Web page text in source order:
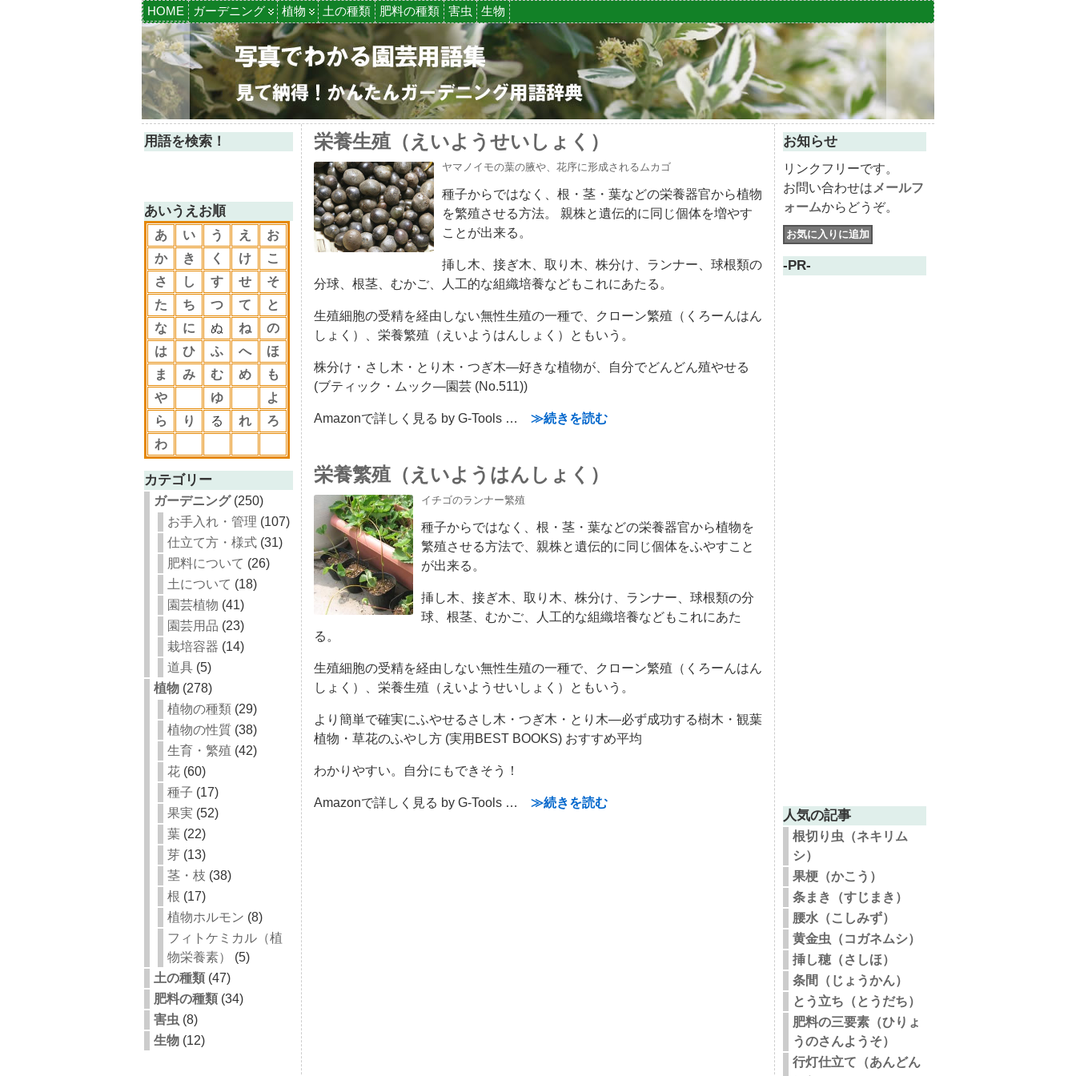
HOME ガーデニング 植物 土の種類 肥料の種類 害虫 生物
用語を検索！
あいうえお順
あ い う え
お
か
き く け
こ
さ
し す せ
そ
た
ち つ て
と
な
に ぬ ね
の
は
ひ ふ へ
ほ
ま
み む め
も
や
ゆ
よ
ら
り る れ
ろ
わ
カテゴリー
ガーデニング(250)
お手入れ・管理 (107)
仕立て方・様式 (31)
肥料について (26)
土について (18)
園芸植物 (41)
園芸用品 (23)
栽培容器 (14)
道具 (5)
植物 (278)
植物の種類 (29)
植物の性質 (38)
生育・繁殖 (42)
花 (60)
種子 (17)
果実 (52)
葉 (22)
芽 (13)
茎・枝 (38)
根 (17)
植物ホルモン (8)
フィトケミカル（植
物栄養素）
(5)
土の種類 (47)
肥料の種類 (34)
害虫 (8)
生物 (12)
栄養生殖（えいようせいしょく）
ヤマノイモの葉の腋や、花序に形成されるムカゴ
種子からではなく、根・茎・葉などの栄養器官から植物
を繁殖させる方法。 親株と遺伝的に同じ個体を増やす
ことが出来る。
挿し木、接ぎ木、取り木、株分け、ランナー、球根類の
分球、根茎、むかご、人工的な組織培養などもこれにあたる。
生殖細胞の受精を経由しない無性生殖の一種で、クローン繁殖（くろーんはん
しょく）、栄養繁殖（えいようはんしょく）ともいう。
株分け・さし木・とり木・つぎ木―好きな植物が、自分でどんどん殖やせる
(ブティック・ムック―園芸 (No.511))
Amazonで詳しく見る by G-Tools … ≫続きを読む
栄養繁殖（えいようはんしょく）
イチゴのランナー繁殖
種子からではなく、根・茎・葉などの栄養器官から植物を
繁殖させる方法で、親株と遺伝的に同じ個体をふやすこと
が出来る。
挿し木、接ぎ木、取り木、株分け、ランナー、球根類の分
球、根茎、むかご、人工的な組織培養などもこれにあた
る。
生殖細胞の受精を経由しない無性生殖の一種で、クローン繁殖（くろーんはん
しょく）、栄養生殖（えいようせいしょく）ともいう。
より簡単で確実にふやせるさし木・つぎ木・とり木―必ず成功する樹木・観葉
植物・草花のふやし方 (実用BEST BOOKS) おすすめ平均
わかりやすい。自分にもできそう！
Amazonで詳しく見る by G-Tools … ≫続きを読む
お知らせ
リンクフリーです。
お問い合わせは メールフ
ォームからどうぞ。
-PR-
人気の記事
根切り虫（ネキリム
シ）
果梗（かこう）
条まき（すじまき）
腰水（こしみず）
黄金虫（コガネムシ）
挿し穂（さしほ）
条間（じょうかん）
とう立ち（とうだち）
肥料の三要素（ひりょ
うのさんようそ）
行灯仕立て（あんどん